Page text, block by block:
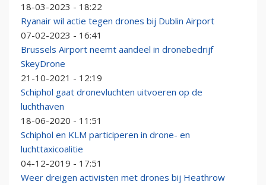
18-03-2023 - 18:22
Ryanair wil actie tegen drones bij Dublin Airport
07-02-2023 - 16:41
Brussels Airport neemt aandeel in dronebedrijf
SkeyDrone
21-10-2021 - 12:19
Schiphol gaat dronevluchten uitvoeren op de
luchthaven
18-06-2020 - 11:51
Schiphol en KLM participeren in drone- en
luchttaxicoalitie
04-12-2019 - 17:51
Weer dreigen activisten met drones bij Heathrow